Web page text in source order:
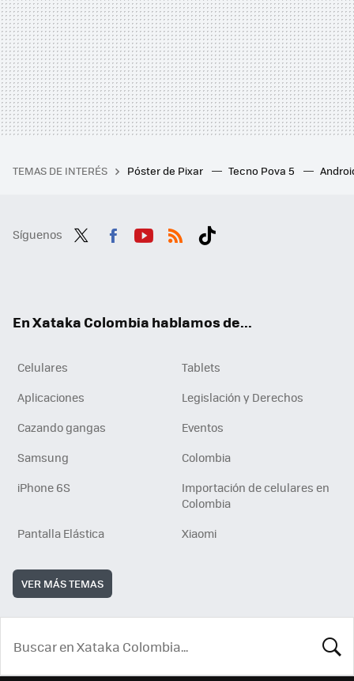
TEMAS DE INTERÉS Póster de Pixar Tecno Pova 5
Síguenos
En Xataka Colombia hablamos de...
Celulares
Tablets
Aplicaciones
Legislación y Derechos
Cazando gangas
Eventos
Samsung
Colombia
iPhone 6S
Importación de celulares en
Colombia
Pantalla Elástica
Xiaomi
VER MÁS TEMAS